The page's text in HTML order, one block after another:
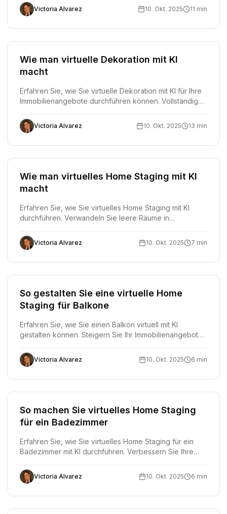
Ergebnisse, um das richtige Tool zu finden.
Victoria Alvarez 10. Okt. 2025 11 min
Wie man virtuelle Dekoration mit KI
macht
Erfahren Sie, wie Sie virtuelle Dekoration mit KI für Ihre
Immobilienangebote durchführen können. Vollständiger
Immobilien schneller zu verkaufen.
Victoria Alvarez 10. Okt. 2025 13 min
Wie man virtuelles Home Staging mit KI
macht
Erfahren Sie, wie Sie virtuelles Home Staging mit KI
durchführen. Verwandeln Sie leere Räume in
Schritt-für-Schritt-Anleitung für Immobilienmakler,
Fotografen und Hausbesitzer.
Victoria Alvarez 10. Okt. 2025 7 min
So gestalten Sie eine virtuelle Home
Staging für Balkone
Erfahren Sie, wie Sie einen Balkon virtuell mit KI
gestalten können. Steigern Sie Ihr Immobilienangebot
Käufer anziehen.
Victoria Alvarez 10. Okt. 2025 6 min
So machen Sie virtuelles Home Staging
für ein Badezimmer
Erfahren Sie, wie Sie virtuelles Home Staging für ein
Badezimmer mit KI durchführen. Verbessern Sie Ihre
Badezimmerfotos, die mehr Käufer anziehen.
Victoria Alvarez 10. Okt. 2025 6 min